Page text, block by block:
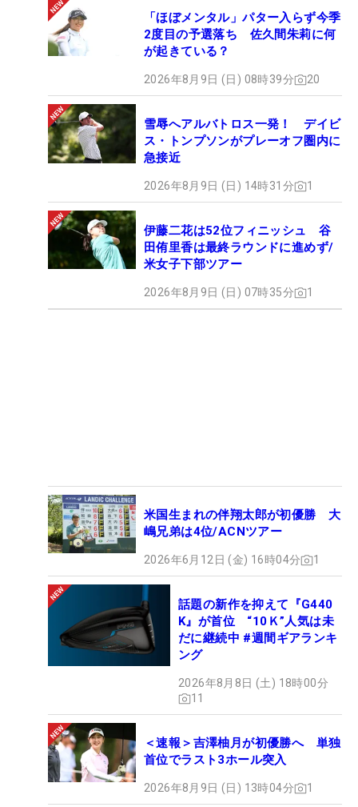
「ほぼメンタル」パター入らず今季
2度目の予選落ち 佐久間朱莉に何
が起きている？
2026年8月9日 (日) 08時39分 20
雪辱へアルバトロス一発！ デイビ
ス・トンプソンがプレーオフ圏内に
急接近
2026年8月9日 (日) 14時31分 1
伊藤二花は52位フィニッシュ 谷
田侑里香は最終ラウンドに進めず/
米女子下部ツアー
2026年8月9日 (日) 07時35分 1
米国生まれの伴翔太郎が初優勝 大
嶋兄弟は4位/ACNツアー
2026年6月12日 (金) 16時04分 1
話題の新作を抑えて『G440
K』が首位 “10Ｋ”人気は未
だに継続中 #週間ギアランキ
ング
2026年8月8日 (土) 18時00分
11
＜速報＞吉澤柚月が初優勝へ 単独
首位でラスト3ホール突入
2026年8月9日 (日) 13時04分 1